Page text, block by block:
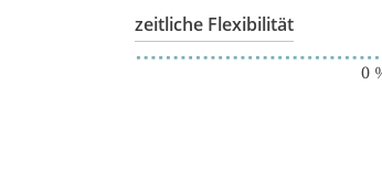
zeitliche Flexibilität
0